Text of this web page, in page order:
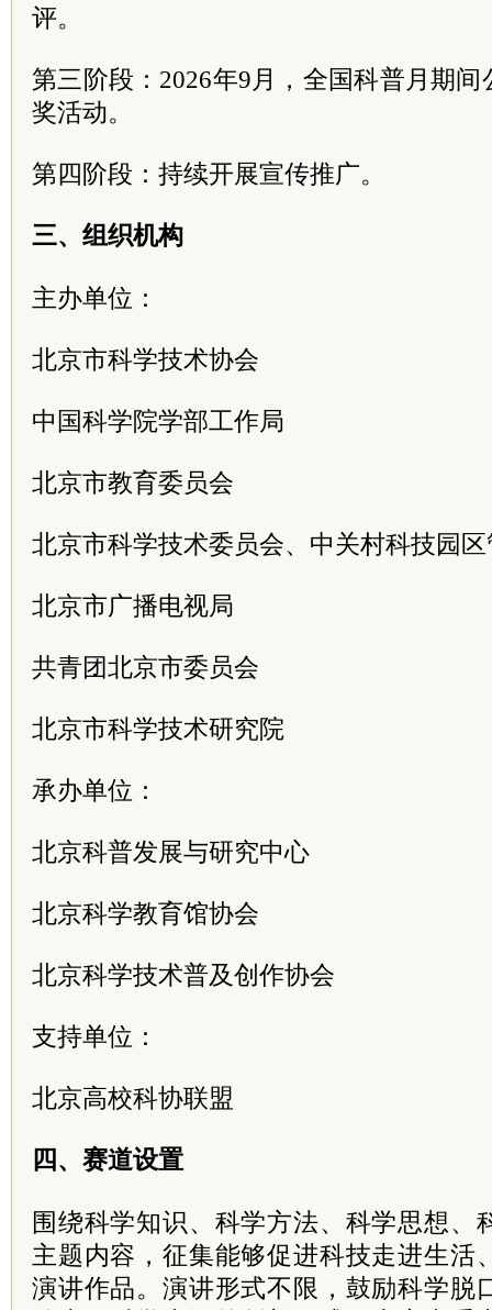
评。
第三阶段：2026年9月，全国科普月期
奖活动。
第四阶段：持续开展宣传推广。
三、组织机构
主办单位：
北京市科学技术协会
中国科学院学部工作局
北京市教育委员会
北京市科学技术委员会、中关村科技园
北京市广播电视局
共青团北京市委员会
北京市科学技术研究院
承办单位：
北京科普发展与研究中心
北京科学教育馆协会
北京科学技术普及创作协会
支持单位：
北京高校科协联盟
四、赛道设置
围绕科学知识、科学方法、科学思想、
主题内容，征集能够促进科技走进生活
演讲作品。演讲形式不限，鼓励科学脱